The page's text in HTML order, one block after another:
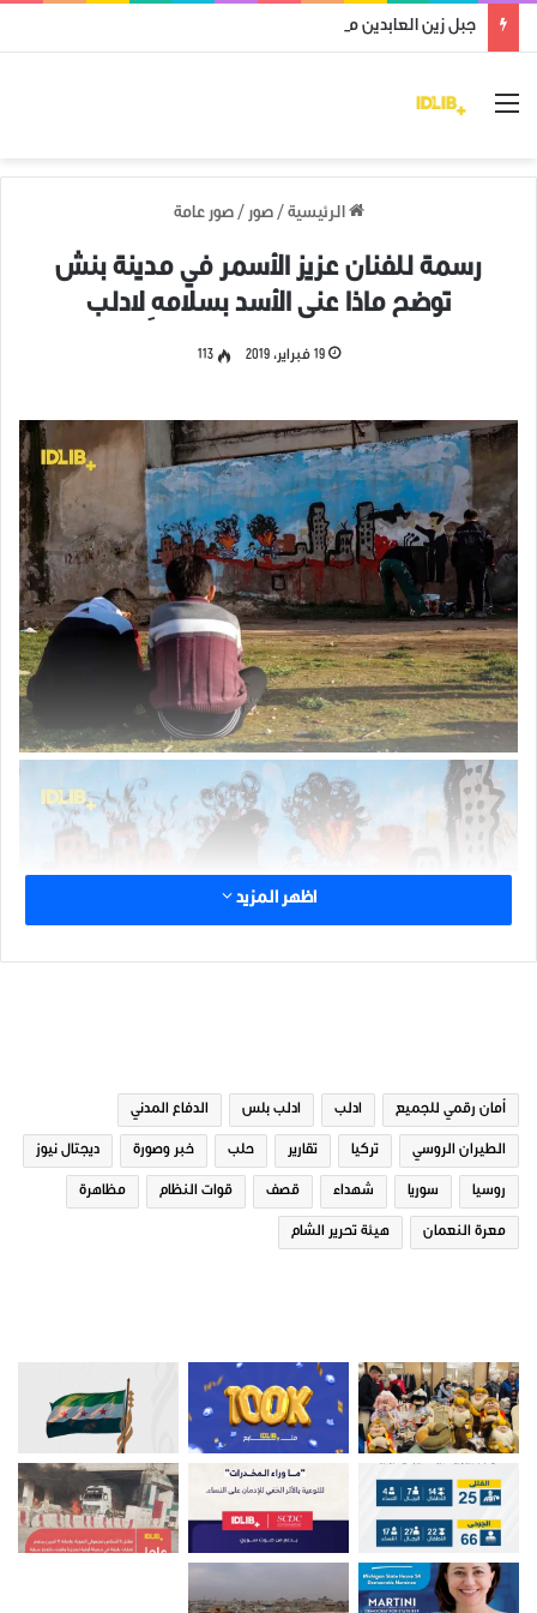
جبل زين العابدين محرر من قوات النظام وميليشياته
القائمة
الرئيسية / صور / صور عامة
رسمة للفنان عزيز الأسمر في مدينة بنش
توضح ماذا عنى الأسد بسلامهِ لادلب
19 فبراير، 2019 113
اظهر المزيد
أمان رقمي للجميع ادلب ادلب بلس الدفاع المدني
الطيران الروسي تركيا تقارير حلب خبر وصورة ديجتال نيوز
روسيا سوريا شهداء قصف قوات النظام مظاهرة
معرة النعمان هيئة تحرير الشام